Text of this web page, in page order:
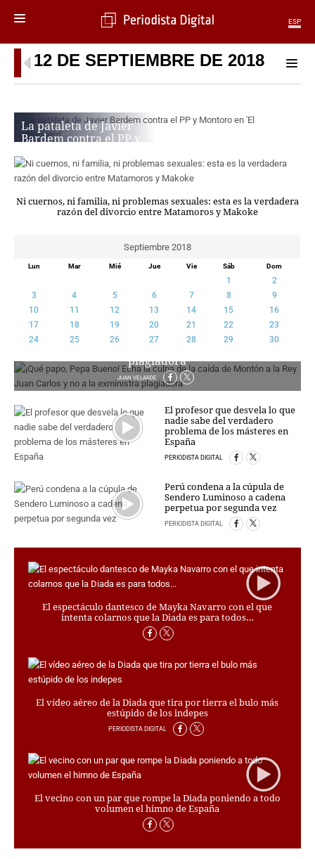
ESP
MENÚ
SECCIONES
MUNDO
PERIODISMO
ECONOMÍA
DEPORTES
CIENCIA
TECNOLOGÍA
GENTE
OTRAS WEBS
CRIMEN Y CASTIGO
RELIGION
TRAVELLERS
EXPERTOS
GASTRONOMÍA
SALUD
LA RETAGUARDIA
LA BURBUJA
LO ÚLTIMO
BLOGS
TEMAS
LUGARES
AUTORES
HEMEROTECA
OFERTAS
CLUB PD
ENLACES
12 DE SEPTIEMBRE DE 2018
La pataleta de Javier
Bardem contra el PP y
Hormiguero’
EVARISTO PAZ
Ni cuernos, ni familia, ni problemas sexuales: esta es la verdadera
razón del divorcio entre Matamoros y Makoke
Septiembre 2018
Lun Mar Mié Jue Vie Sáb Dom
1
2
3
4 5 6 7 8
9
10
11 12 13 14 15
16
17
18 19 20 21 22
23
24
25 26 27 28 29 30
¡Qué papo, Pepa Bueno! Echa la culpa de la caída de
plagiadora
JUAN VELARDE
El profesor que desvela lo que
nadie sabe del verdadero
problema de los másteres en
España
PERIODISTA DIGITAL
Perú condena a la cúpula de
Sendero Luminoso a cadena
perpetua por segunda vez
PERIODISTA DIGITAL
El espectáculo dantesco de Mayka Navarro con el que
intenta colarnos que la Diada es para todos…
El vídeo aéreo de la Diada que tira por tierra el bulo más
estúpido de los indepes
PERIODISTA DIGITAL
El vecino con un par que rompe la Diada poniendo a todo
volumen el himno de España